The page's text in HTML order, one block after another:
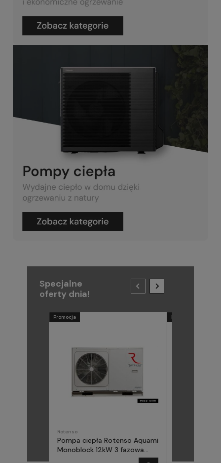
Specjalne
oferty dnia!
Rotenso
Pompa ciepła Rotenso Aquami
Monoblock 12kW 3 fazowa
Promocja Promocja